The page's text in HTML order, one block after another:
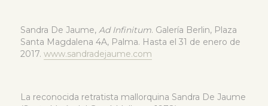
Sandra De Jaume, Ad Infinitum. Galería Berlin, Plaza
Santa Magdalena 4A, Palma. Hasta el 31 de enero de
2017. www.sandradejaume.com
La reconocida retratista mallorquina Sandra De Jaume